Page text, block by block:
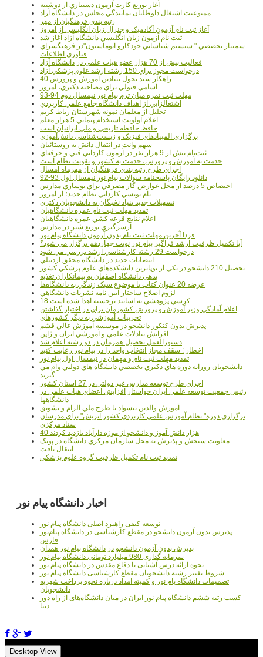
آغاز توزيع کارت آزمون دستياري از دوشنبه
ممنوعيت اشتغال داوطلبان نمايندگي مجلس در دانشگاه آزاد
رتبه بندي فرهنگيان از مهر
آغاز ثبت نام آزمون آکادميک و جنرال زبان انگليسي از امروز
ثبت نام آزمون زبان انگليسي دانشگاه آزاد آغاز شد
سمينار تخصصي " سيستم شناسايي خودکارو اتوماسيون"در فرهنگسراي
فناوري اطلاعات
فعاليت بيش از 70 هزار عضو هيات علمي در دانشگاه آزاد
درخواست مجوز براي 150 رشته ارشد علوم پزشکي آزاد
40 راهکار سند تحول بنيادين آموزش و پرورش
اسامي قبولي براي مصاحبه دکتري، امروز
مهلت ثبت نمره میان ترم پیام نور نیمسال دوم 94-93
اشتغالزايي از اهداف دانشگاه جامع علمي کاربردي
تجليل از معلمان نمونه شهرستان رباط کريم
اعلام اولويت استخدام پيماني 5 هزار معلم
حافظ حافظه تاريخي و ملي ايرانيان است
برگزاري المپيادهاي فيزيک و زيست‌شناسي دانش‌آموزي
سهم وانت در انتقال دانش به روستائيان
ثبت‌نام بيش از 9 هزار نفر در آزمون کارداني فني و حرفه‌اي
خدمت به آموزش و پرورش، خدمت به کشور و تقويت نظام است
اجراي طرح رتبه بندي فرهنگيان از مهرماه امسال
دانلود رایگان پاسخنامه سوالات پیام نور نیمسال اول 93-92
اختصاص 5 درصد از محل عوارض گاز مصرفي براي نوسازي مدارس
نام نويسي کارداني نظام جديد؛ از امروز
تسهيلات جديد بنياد نخبگان به دانشجويان دکتري
تمديد مهلت ثبت نام عمره دانشگاهيان
اعلام نتايج قرعه کشي عمره دانشگاهيان
ازسرگيري توزيع شير در مدارس
فردا آخرین مهلت ثبت نام بدون آزمون دانشگاه پیام نور
آیا تکمیل ظرفیت ارشد فراگیر پیام نور نوبت چهاردهم برگزار می شود؟
درخواست 29 رشته کارشناسي ارشد بررسي مي شود
انتصابات جديد در دانشگاه محقق اردبيلي
تحصيل 210 دانشجو در يکي از نوپاترين دانشکده‌هاي علوم پزشکي کشور
بدهي دانشگاه اصفهان به پيمانکاران تغذيه
عرضه 20 عنوان کتاب با موضوع سبک زندگي به دانشگاه‌ها
لزوم اصلاح ساختار آيين نامه نشريات دانشگاهي
18 کرسي پژوهشي به اساتيد برجسته اهدا شده است
اعلام آمادگي وزير آموزش و پرورش کشورمان براي در اختيار گذاشتن
تجربيات آموزشي به ديگر کشورهاي
پذيرش بدون کنکور دانشجو در موسسه آموزش عالي قشم
افزايش تبادلات علمي و آموزشي ايران و ژاپن
دستورالعمل تحصیل همزمان در دو رشته اعلام شد
اخطار : سقف مجاز انتخاب واحد را در پیام نور رعایت کنید
تمدید مهلت ثبت نام و مهمان در نیمسال اول پیام نور
دانشجويان روزانه دوره هاي دكتري تخصصي دانشگاه هاي دولتي وام مي
گيرند
اجراي طرح توسعه مدارس غير دولتي در 27 استان کشور
رئيس جمعيت توسعه علمي ايران خواستار افزايش اعضاي هيات علمي در
دانشگاهها
آموزش والدين بيسواد با طرح ملي الزام و تشويق
برگزاري دوره" نظام آموزش علمي كاربردي كشور اتريش" براي مدرسان
ستاد مرکزي
40 هزار دانش آموز و دانشجو از موزه دارآباد بازديد کردند
معاونت سنجش و پذيرش به محل سازمان مرکزي دانشگاه در پونک
انتقال يافت
تمديد ثبت نام تکميل ظرفيت گروه علوم پزشکي
اخبار دانشگاه پیام نور
توسعه کیفی راهبرد اصلی دانشگاه پیام نور
پذیرش بدون آزمون دانشجو در مقطع کارشناسی در دانشگاه پیام‌نور
فارس
پذیرش بدون آزمون دانشجو در دانشگاه پیام نور همدان
سرمایه گذاری 980 میلیارد تومانی دانشگاه پیام نور
نحوه ارائه درس آشنایی با دفاع مقدس در دانشگاه پیام نور
شروط تغییر رشته دانشجویان مقطع کارشناسی دانشگاه پیام نور
تصمیمات دانشگاه یام نور و کمیته امداد درباره نحوه پرداخت شهریه
دانشجویان
کسب رتبه ششم دانشگاه پیام نور ایران در میان دانشگاه‌های از راه دور
دنیا
Desktop View